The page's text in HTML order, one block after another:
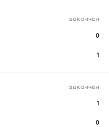
закончен
0
1
закончен
1
0